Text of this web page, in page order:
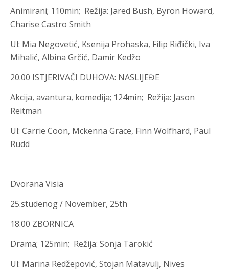
Animirani; 110min; Režija: Jared Bush, Byron Howard,
Charise Castro Smith
Ul: Mia Negovetić, Ksenija Prohaska, Filip Riđički, Iva
Mihalić, Albina Grčić, Damir Kedžo
20.00 ISTJERIVAČI DUHOVA: NASLIJEĐE
Akcija, avantura, komedija; 124min; Režija: Jason
Reitman
Ul: Carrie Coon, Mckenna Grace, Finn Wolfhard, Paul
Rudd
Dvorana Visia
25.studenog / November, 25th
18.00 ZBORNICA
Drama; 125min; Režija: Sonja Tarokić
Ul: Marina Redžepović, Stojan Matavulj, Nives